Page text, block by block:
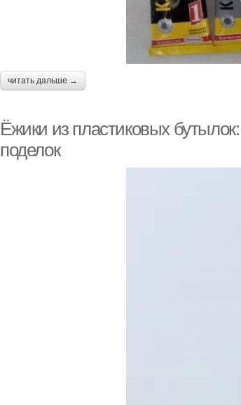
читать дальше →
Ёжики из пластиковых
поделок